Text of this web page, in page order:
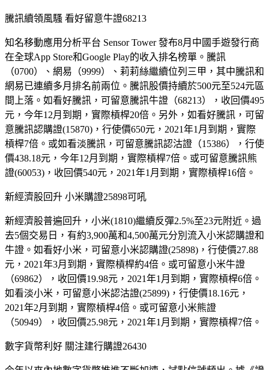
騰訊續領風騷 看好留意牛證68213
知名移動應用分析平台 Sensor Tower 發布8月中國手遊發行商
在全球App Store和Google Play的收入排名榜單。騰訊
（0700）、網易（9999）、莉莉絲繼續位列三甲，其中騰訊和
網易已連續多月排名前兩位。騰訊股價持續於500元至524元區
間上落。如看好騰訊，可留意騰訊牛證（68213），收回價495
元，今年12月到期，實際槓桿20倍。另外，如看好騰訊，可留
意騰訊認購證(15870)，行使價650元，2021年1月到期，實際
槓桿7倍。或如看淡騰訊，可留意騰訊認沽證（15386），行使
價438.18元，今年12月到期，實際槓桿7倍。或可留意騰訊熊
證(60053)，收回價540元，2021年1月到期，實際槓桿16倍。
新經濟股回升 小米購證25898可吼
新經濟股普遍回升，小米(1810)繼續反彈2.5%至23元附近。過
去5個交易日，有約3,900萬和4,500萬元分別流入小米認購證和
牛證。如看好小米，可留意小米認購證(25898)，行使價27.88
元，2021年3月到期，實際槓桿約4倍。或可留意小米牛證
（69862），收回價19.98元，2021年1月到期，實際槓桿6倍。
如看淡小米，可留意小米認沽證(25899)，行使價18.16元，
2021年2月到期，實際槓桿4倍。或可留意小米熊證
（50949），收回價25.98元，2021年1月到期，實際槓桿7倍。
數字貨幣利好 關注建行購證26430